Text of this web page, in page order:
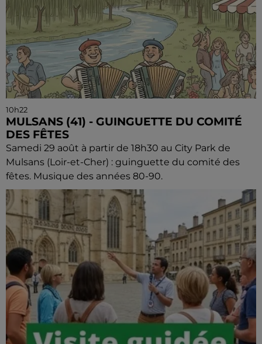
10h22
MULSANS (41) - GUINGUETTE DU COMITÉ
DES FÊTES
Samedi 29 août à partir de 18h30 au City Park de
Mulsans (Loir-et-Cher) : guinguette du comité des
fêtes. Musique des années 80-90.